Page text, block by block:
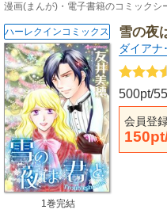
漫画(まんが)・電子書籍のコミックシ
雪の夜
ダイアナ
500pt/
会員登
ハーレクインコミックス
1巻完結